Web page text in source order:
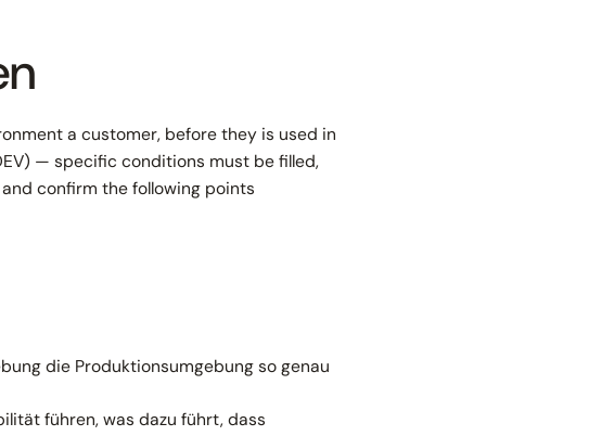
a customer, before they is used in
— specific conditions must be filled,
confirm the following points
die Produktionsumgebung so genau
führen, was dazu führt, dass